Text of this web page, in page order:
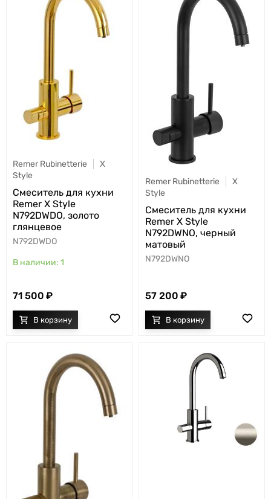
Remer Rubinetterie
X
Style
Cмеситель для кухни
Remer X Style
N792DWDO, золото
глянцевое
N792DWDO
1
71 500
Remer Rubinetterie
X
Style
Cмеситель для кухни
Remer X Style
N792DWNO, черный
матовый
N792DWNO
57 200